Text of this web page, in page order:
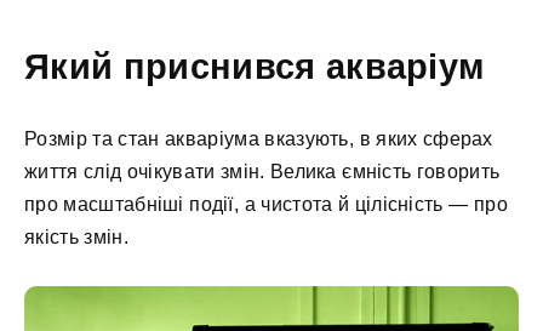
Який приснився акваріум
Розмір та стан акваріума вказують, в яких сферах
життя слід очікувати змін. Велика ємність говорить
про масштабніші події, а чистота й цілісність — про
якість змін.